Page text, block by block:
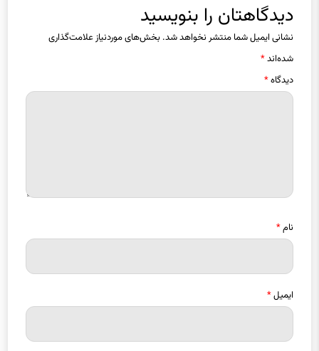
دیدگاهتان را بنویسید
نشانی ایمیل شما منتشر نخواهد شد. بخش‌های موردنیاز علامت‌گذاری
شده‌اند*
دیدگاه*
نام*
ایمیل*